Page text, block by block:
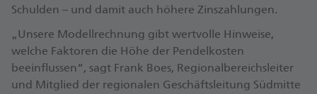
Schulden – und damit auch höhere Zinszahlungen.
„Unsere Modellrechnung gibt wertvolle Hinweise,
welche Faktoren die Höhe der Pendelkosten
beeinflussen“, sagt Frank Boes, Regionalbereichsleiter
und Mitglied der regionalen Geschäftsleitung Südmitte